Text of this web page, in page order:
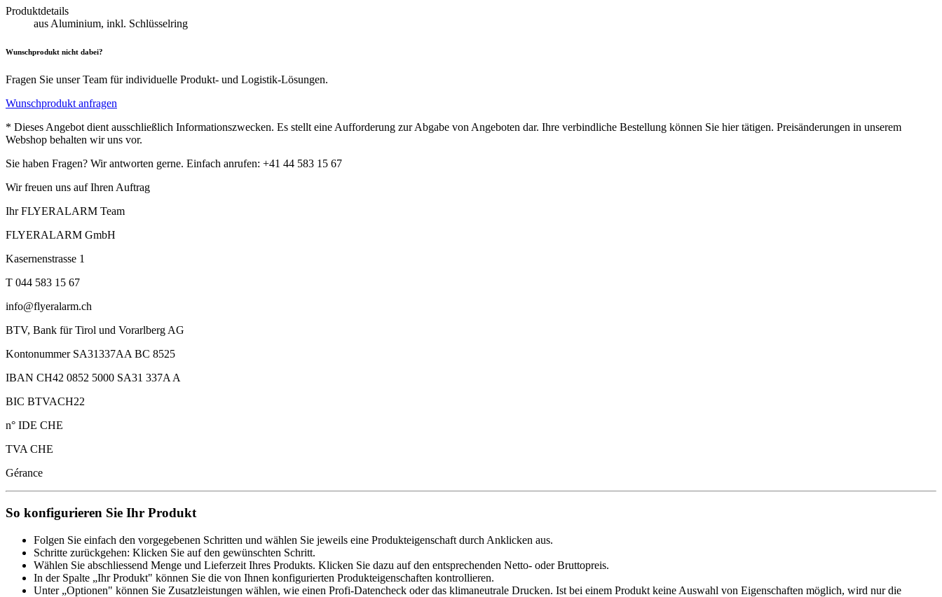
Produktdetails
aus Aluminium, inkl. Schlüsselring
Wunschprodukt nicht dabei?
Fragen Sie unser Team für individuelle Produkt- und Logistik-Lösungen.
Wunschprodukt anfragen
* Dieses Angebot dient ausschließlich Informationszwecken. Es stellt eine Aufforderung zur Abgabe von Angeboten dar. Ihre verbindliche Bestellung können Sie hier tätigen. Preisänderungen in unserem
Webshop behalten wir uns vor.
Sie haben Fragen? Wir antworten gerne. Einfach anrufen: +41 44 583 15 67
Wir freuen uns auf Ihren Auftrag
Ihr FLYERALARM Team
FLYERALARM GmbH
Kasernenstrasse 1
T 044 583 15 67
info@flyeralarm.ch
BTV, Bank für Tirol und Vorarlberg AG
Kontonummer SA31337AA BC 8525
IBAN CH42 0852 5000 SA31 337A A
BIC BTVACH22
n° IDE CHE
TVA CHE
Gérance
So konfigurieren Sie Ihr Produkt
Folgen Sie einfach den vorgegebenen Schritten und wählen Sie jeweils eine Produkteigenschaft durch Anklicken aus.
Schritte zurückgehen: Klicken Sie auf den gewünschten Schritt.
Wählen Sie abschliessend Menge und Lieferzeit Ihres Produkts. Klicken Sie dazu auf den entsprechenden Netto- oder Bruttopreis.
In der Spalte „Ihr Produkt" können Sie die von Ihnen konfigurierten Produkteigenschaften kontrollieren.
Unter „Optionen" können Sie Zusatzleistungen wählen, wie einen Profi-Datencheck oder das klimaneutrale Drucken. Ist bei einem Produkt keine Auswahl von Eigenschaften möglich, wird nur die